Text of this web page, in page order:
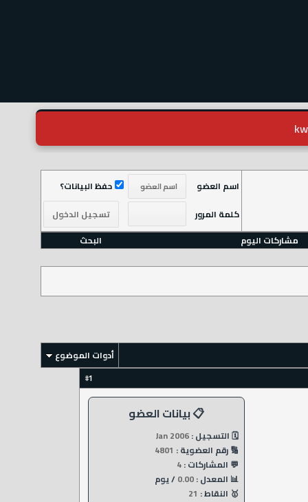
اسم العضو
حفظ البيانات؟
كلمة المرور
مشاركات اليوم البحث
أدوات الموضوع
1
📋 بيانات العضو
🗓️ التسجيل :Jan 2006
🔢 رقم العضوية : 4801
💬 المشاركات :4
📊 المعدل :0.00 / يوم
🥇 النقاط : 21